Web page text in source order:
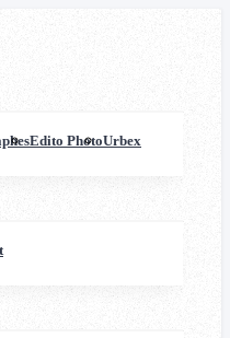
Edito PhotoUrbex